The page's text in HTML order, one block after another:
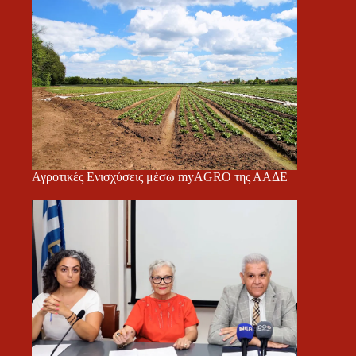
Αγροτικές Ενισχύσεις μέσω myAGRO της ΑΑΔΕ